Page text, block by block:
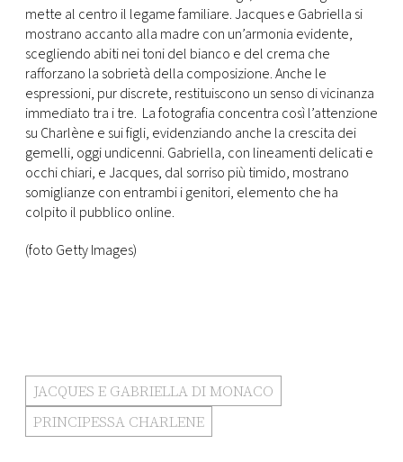
mette al centro il legame familiare. Jacques e Gabriella si
mostrano accanto alla madre con un’armonia evidente,
scegliendo abiti nei toni del bianco e del crema che
rafforzano la sobrietà della composizione. Anche le
espressioni, pur discrete, restituiscono un senso di vicinanza
immediato tra i tre. La fotografia concentra così l’attenzione
su Charlène e sui figli, evidenziando anche la crescita dei
gemelli, oggi undicenni. Gabriella, con lineamenti delicati e
occhi chiari, e Jacques, dal sorriso più timido, mostrano
somiglianze con entrambi i genitori, elemento che ha
colpito il pubblico online.
(foto Getty Images)
JACQUES E GABRIELLA DI MONACO
PRINCIPESSA CHARLENE